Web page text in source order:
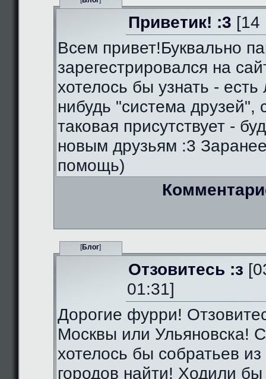
Приветик! :3 [14
Всем привет!Буквально
зарегестрировался на
хотелось бы узнать - есть
нибудь "система друзей",
таковая присутствует -
новым друзьям :3
помощь)
[Блог]
Отзовитесь :з
01:31]
Дорогие фурри!
Москвы или Ульяновска!
хотелось бы собратьев из
городов найти! Ходили бы